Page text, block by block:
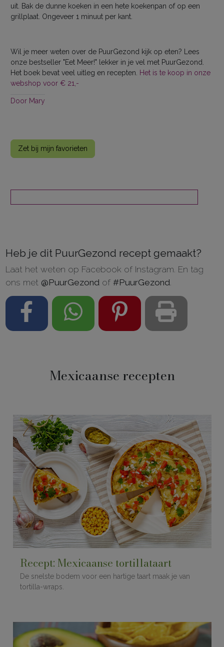
uit. Bak de dunne koeken in een hete koekenpan of op een
grillplaat. Ongeveer 1 minuut per kant.
Wil je meer weten over de PuurGezond kijk op eten? Lees
onze bestseller "Eet Meer!" lekker in je vel met PuurGezond.
Het boek bevat veel uitleg en recepten.
Het is te koop in onze
webshop voor € 21,-
Door Mary
Zet bij mijn favorieten
Heb je dit PuurGezond recept gemaakt?
Laat het weten op Facebook of Instagram. En tag
ons met @PuurGezondof #PuurGezond.
Mexicaanse recepten
Recept: Mexicaanse tortillataart
De snelste bodem voor een hartige taart maak je van
tortilla-wraps.